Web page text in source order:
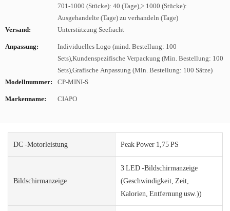
701-1000 (Stücke): 40 (Tage),> 1000 (Stücke):
Ausgehandelte (Tage) zu verhandeln (Tage)
Versand:
Unterstützung Seefracht
Anpassung:
Individuelles Logo (mind. Bestellung: 100
Sets),Kundenspezifische Verpackung (Min. Bestellung: 100
Sets),Grafische Anpassung (Min. Bestellung: 100 Sätze)
Modellnummer:
CP-MINI-S
Markenname: CIAPO
DC -Motorleistung Peak Power 1,75 PS
Bildschirmanzeige
3 LED -Bildschirmanzeige
(Geschwindigkeit, Zeit,
Kalorien, Entfernung usw.))